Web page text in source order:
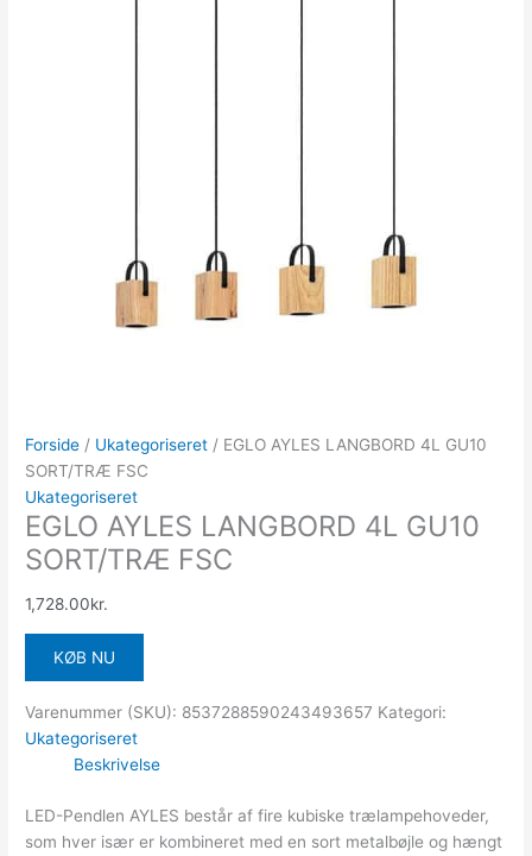
Forside / Ukategoriseret / EGLO AYLES LANGBORD 4L GU10
SORT/TRÆ FSC
Ukategoriseret
EGLO AYLES LANGBORD 4L GU10
SORT/TRÆ FSC
1,728.00kr.
KØB NU
Varenummer (SKU): 8537288590243493657 Kategori:
Ukategoriseret
Beskrivelse
LED-Pendlen AYLES består af fire kubiske trælampehoveder,
som hver især er kombineret med en sort metalbøjle og hængt